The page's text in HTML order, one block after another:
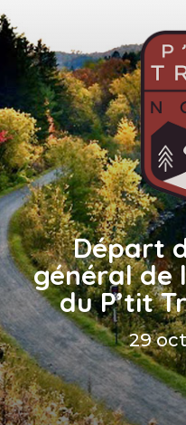
Départ
général de
du P’tit
29